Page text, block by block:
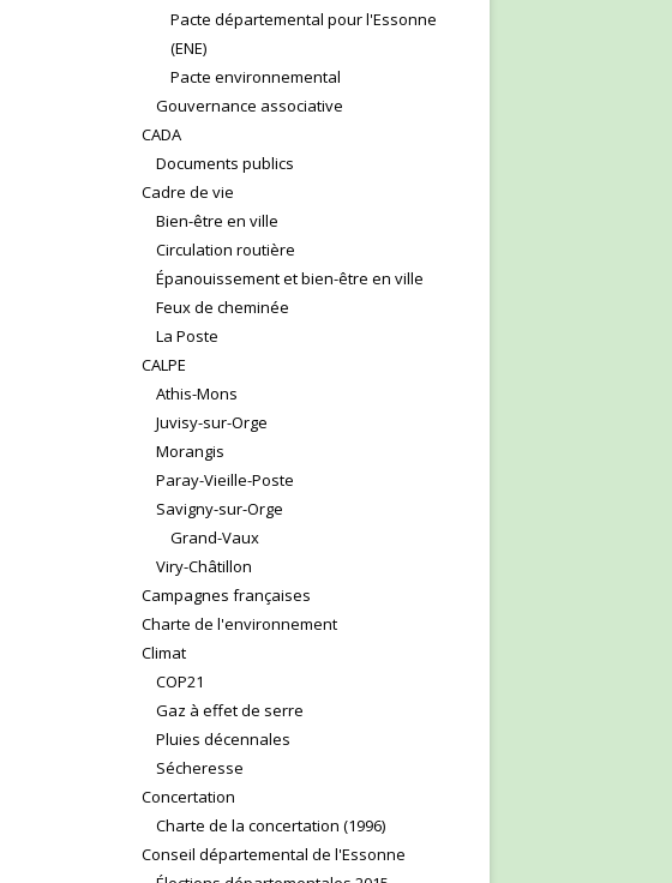
Pacte départemental pour l'Essonne
(ENE)
Pacte environnemental
Gouvernance associative
CADA
Documents publics
Cadre de vie
Bien-être en ville
Circulation routière
Épanouissement et bien-être en ville
Feux de cheminée
La Poste
CALPE
Athis-Mons
Juvisy-sur-Orge
Morangis
Paray-Vieille-Poste
Savigny-sur-Orge
Grand-Vaux
Viry-Châtillon
Campagnes françaises
Charte de l'environnement
Climat
COP21
Gaz à effet de serre
Pluies décennales
Sécheresse
Concertation
Charte de la concertation (1996)
Conseil départemental de l'Essonne